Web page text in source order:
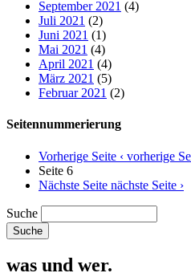
September 2021 (4)
Juli 2021 (2)
Juni 2021 (1)
Mai 2021 (4)
April 2021 (4)
März 2021 (5)
Februar 2021 (2)
Seitennummerierung
Vorherige Seite ‹ vorherige
Seite 6
Nächste Seite nächste Seite ›
Suche
was und wer.